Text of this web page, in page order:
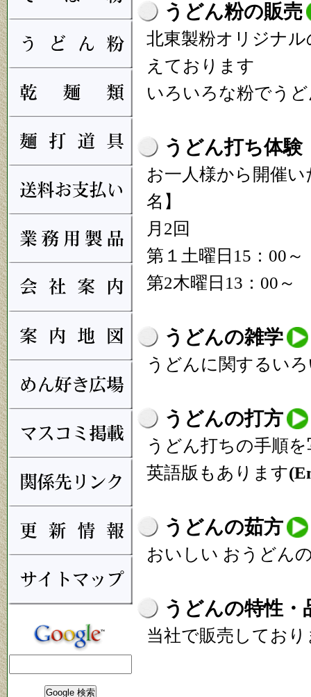
うどん粉の販売
北東製粉オリジナ
えております
いろいろな粉でう
うどん打ち体験
お一人様から開催
名】
月2回
第１土曜日15：00～
第2木曜日13：00～
うどんの雑学
うどんに関するい
うどんの打方
うどん打ちの手順
英語版もあります
うどんの茹方
おいしい おうどん
うどんの特性・
当社で販売してお